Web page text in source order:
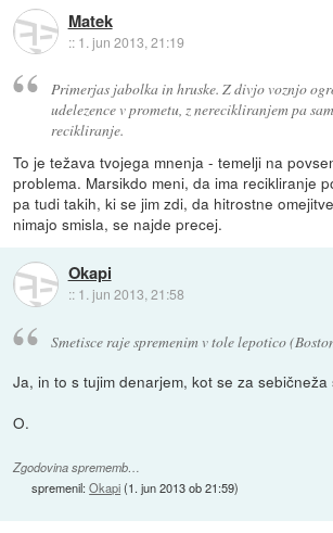
Matek
:: 1. jun 2013, 21:19
Primerjas jabolka in hruske. Z divjo voznjo
udelezence v prometu, z nerecikliranjem pa
recikliranje.
To je težava tvojega mnenja - temelji na
problema. Marsikdo meni, da ima recikliranje
pa tudi takih, ki se jim zdi, da hitrostne
nimajo smisla, se najde precej.
Okapi
:: 1. jun 2013, 21:58
Smetisce raje spremenim v tole lepotico
Ja, in to s tujim denarjem, kot se za
O.
Zgodovina sprememb…
spremenil:Okapi(1. jun 2013 ob 21:59)